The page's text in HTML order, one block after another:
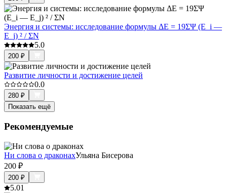
Энергия и системы: исследование формулы ΔE = 19ΣΨ (E_i —
E_j) ² / ΣN
5.0
200 ₽
Развитие личности и достижение целей
0.0
280 ₽
Показать ещё
Рекомендуемые
Ни слова о драконахУльяна Бисерова
200 ₽
200 ₽
5.01